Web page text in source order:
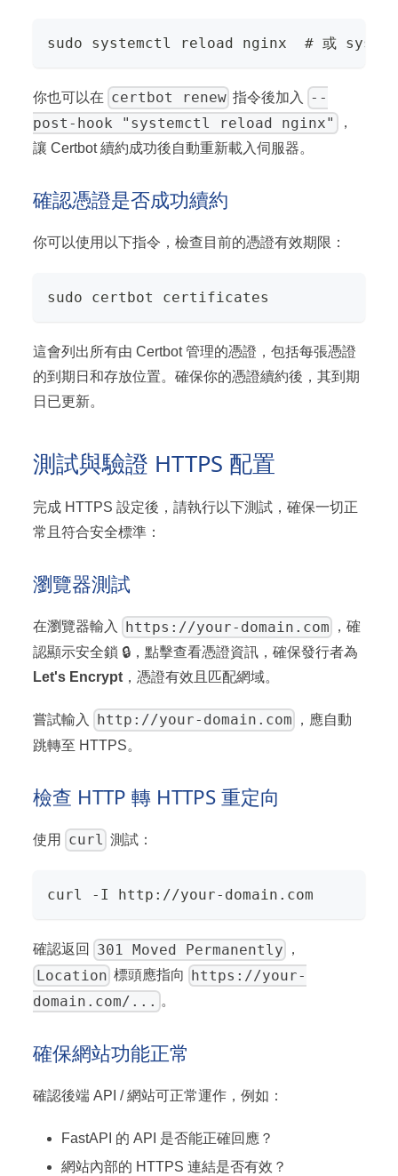
sudo systemctl reload nginx  # 或
你也可以在 certbot renew 指令後加入
--
post-hook "systemctl reload nginx"
，
讓 Certbot 續約成功後自動重新載入伺服器。
確認憑證是否成功續約
你可以使用以下指令，檢查目前的憑證有效期限：
sudo certbot certificates
這會列出所有由 Certbot 管理的憑證，包括每張憑證
的到期日和存放位置。確保你的憑證續約後，其到期
日已更新。
測試與驗證 HTTPS 配置
完成 HTTPS 設定後，請執行以下測試，確保一切正
常且符合安全標準：
瀏覽器測試
在瀏覽器輸入 https://your-domain.com
，確
認顯示安全鎖 🔒，點擊查看憑證資訊，確保發行者為
Let's Encrypt ，憑證有效且匹配網域。
嘗試輸入 http://your-domain.com
，應自動
跳轉至 HTTPS。
檢查 HTTP 轉 HTTPS 重定向
使用 curl 測試：
curl -I http://your-domain.com
確認返回 301 Moved Permanently ，
Location 標頭應指向 https://your-
domain.com/... 。
確保網站功能正常
確認後端 API / 網站可正常運作，例如：
FastAPI 的 API 是否能正確回應？
網站內部的 HTTPS 連結是否有效？